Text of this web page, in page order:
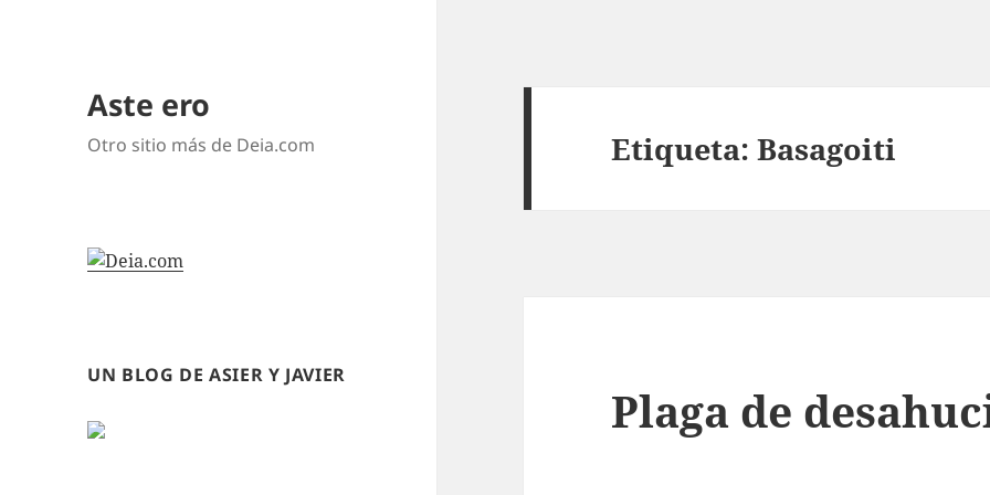
Aste ero
Otro sitio más de Deia.com
UN BLOG DE ASIER Y JAVIER
Etiqueta:Basagoiti
Plaga de